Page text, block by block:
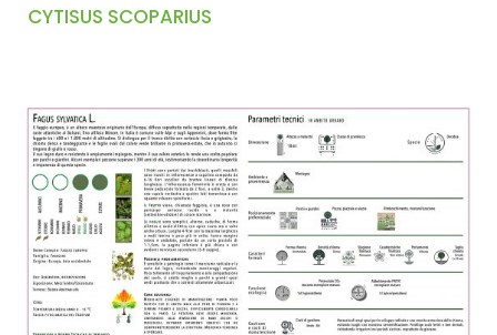
CYTISUS SCOPARIUS